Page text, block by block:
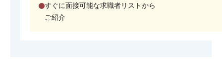
すぐに面接可能な求職者リストから
ご紹介